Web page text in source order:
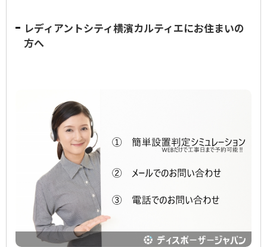
レディアントシティ横濱カルティエにお住まいの
方へ